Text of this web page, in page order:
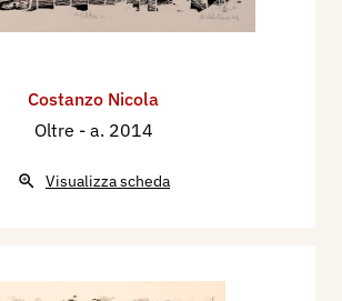
Costanzo Nicola
Oltre - a. 2014
Visualizza scheda